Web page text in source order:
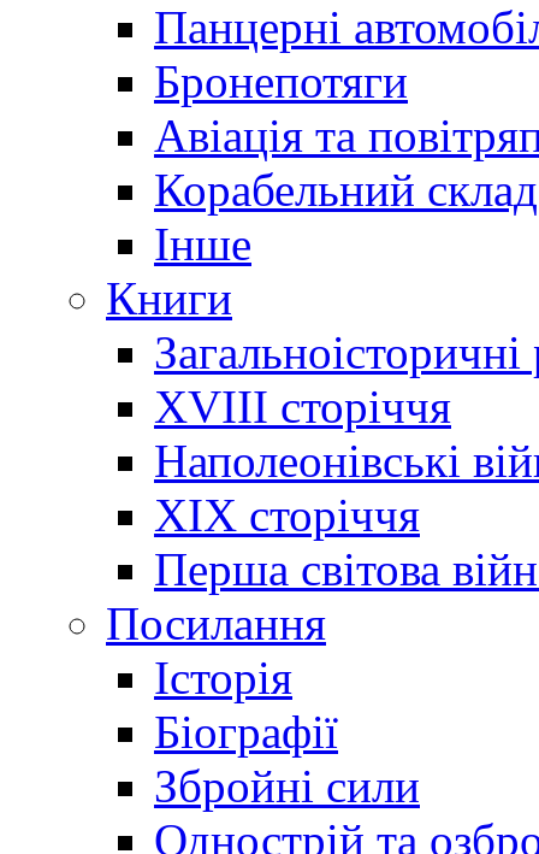
Панцерні
Бронепотяги
Авіація та
Корабельний склад
Інше
Книги
XVIII сторіччя
Наполеонівські
XIX сторіччя
Перша світова
Посилання
Історія
Біографії
Збройні сили
Однострій та